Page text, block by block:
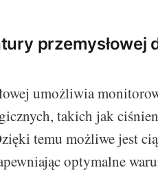
przemysłowej
umożliwia
takich jak
temu możliwe jest
optymalne